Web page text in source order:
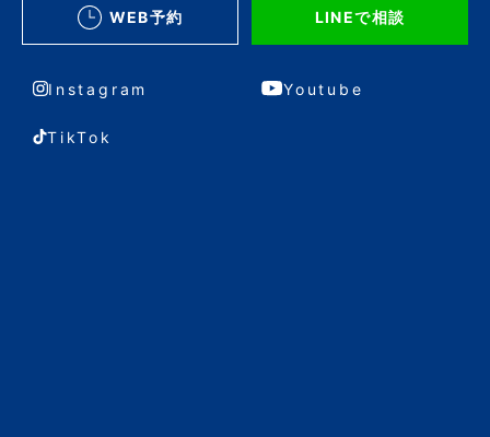
WEB予約 LINEで相談
Instagram Youtube
TikTok